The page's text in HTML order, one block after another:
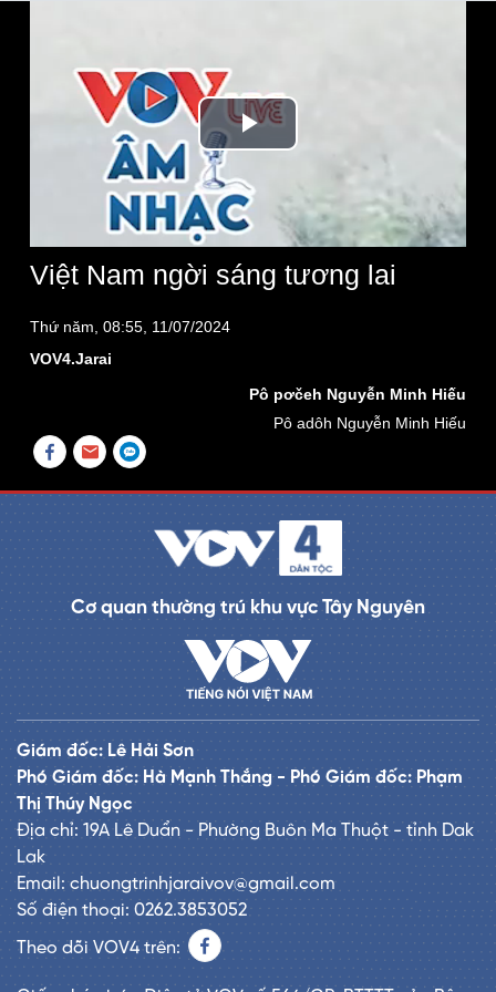
Play
Video
Việt Nam ngời sáng tương lai
Thứ năm, 08:55, 11/07/2024
VOV4.Jarai
Pô pơčeh Nguyễn Minh Hiếu
Pô adôh Nguyễn Minh Hiếu
Cơ quan thường trú khu vực Tây Nguyên
Giám đốc: Lê Hải Sơn
Phó Giám đốc: Hà Mạnh Thắng - Phó Giám đốc: Phạm
Thị Thúy Ngọc
Địa chỉ: 19A Lê Duẩn - Phường Buôn Ma Thuột - tỉnh Dak
Lak
Email: chuongtrinhjaraivov@gmail.com
Số điện thoại: 0262.3853052
Theo dõi VOV4 trên: